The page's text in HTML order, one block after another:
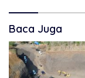
Baca Juga